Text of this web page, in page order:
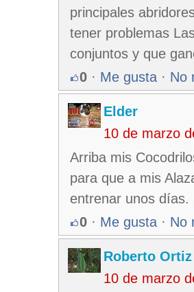
principales
tener problemas
conjuntos y que
0 · Me gusta · No
Elder
10 de marzo
Arriba mis
para que a mis
entrenar unos días.
0 · Me gusta · No
Roberto Ortiz
10 de marzo